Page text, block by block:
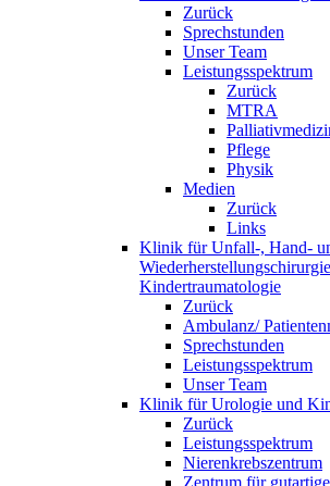
Zurück
Sprechstunden
Unser Team
Leistungsspektrum
Zurück
MTRA
Pflege
Physik
Medien
Zurück
Links
Klinik für Unfall-, Hand-
Kindertraumatologie
Zurück
Ambulanz/
Sprechstunden
Leistungsspektrum
Unser Team
Klinik für Urologie und
Zurück
Leistungsspektrum
Nierenkrebszentrum
Zentrum für gutartige